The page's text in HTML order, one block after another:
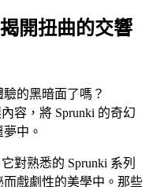
開扭曲的交響
的黑暗面了嗎？
容，將 Sprunki 的奇幻
中。
對熟悉的 Sprunki 系列
戲劇性的美學中。那些